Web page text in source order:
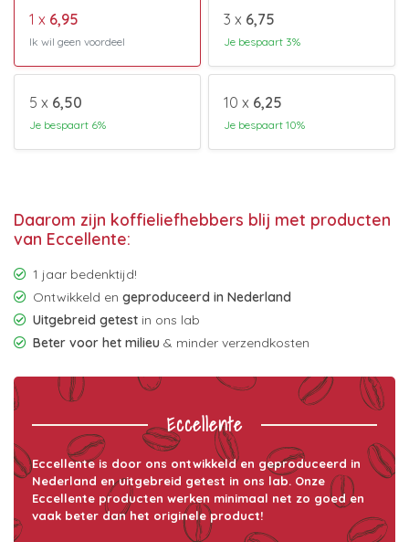
1 x 6,95
Ik wil geen voordeel
3 x 6,75
Je bespaart 3%
5 x 6,50
Je bespaart 6%
10 x 6,25
Je bespaart 10%
Daarom zijn koffieliefhebbers blij met producten
van Eccellente:
1 jaar bedenktijd!
Ontwikkeld en geproduceerd in Nederland
Uitgebreid getest in ons lab
Beter voor het milieu & minder verzendkosten
Eccellente
Eccellente is door ons ontwikkeld en geproduceerd in
Nederland en uitgebreid getest in ons lab. Onze
Eccellente producten werken minimaal net zo goed en
vaak beter dan het originele product!